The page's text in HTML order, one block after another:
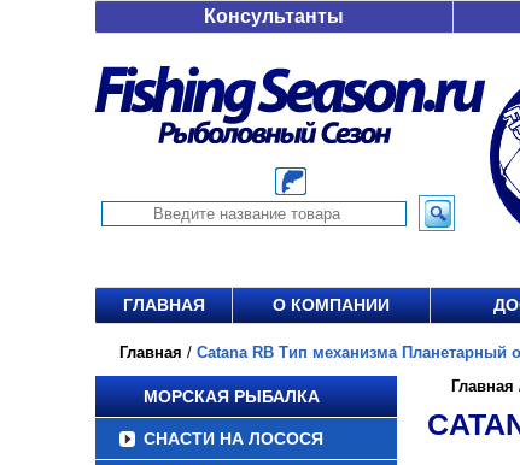
Консультанты
ГЛАВНАЯ О КОМПАНИИ
Главная / Catana RB Тип механизма Планетарный
МОРСКАЯ РЫБАЛКА
СНАСТИ НА ЛОСОСЯ
Главная